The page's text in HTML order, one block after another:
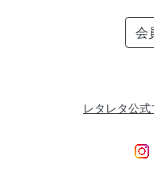
会
レタレタ公